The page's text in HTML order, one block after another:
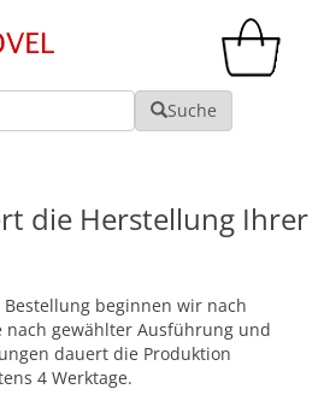
Suche
die Herstellung Ihrer
beginnen wir nach
nach gewählter Ausführung und
dauert die Produktion
4 Werktage.